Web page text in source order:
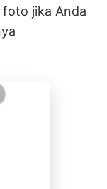
jika Anda